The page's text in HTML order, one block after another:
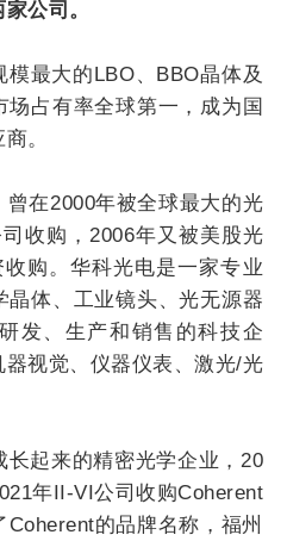
公司。
最大的LBO、BBO晶体及
占有率全球第一，成为国
。
在2000年被全球最大的光
收购，2006年又被美股光
购。华科光电是一家专业
晶体、工业镜头、光无源器
发、生产和销售的科技企
视觉、仪器仪表、激光/光
起来的精密光学企业，20
年II-VI公司收购Coherent
的品牌名称，福州